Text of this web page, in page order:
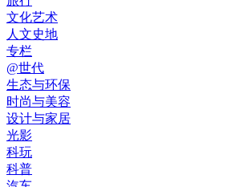
文化艺术
人文史地
专栏
@世代
生态与环保
时尚与美容
设计与家居
光影
科玩
科普